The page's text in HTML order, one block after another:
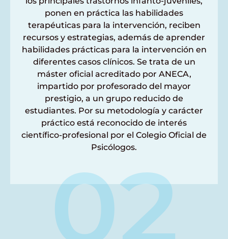
ponen en práctica las habilidades
terapéuticas para la intervención, reciben
recursos y estrategias, además de aprender
habilidades prácticas para la intervención en
diferentes casos clínicos. Se trata de un
máster oficial acreditado por ANECA,
impartido por profesorado del mayor
prestigio, a un grupo reducido de
estudiantes. Por su metodología y carácter
práctico está reconocido de interés
científico-profesional por el Colegio Oficial de
Psicólogos.
02